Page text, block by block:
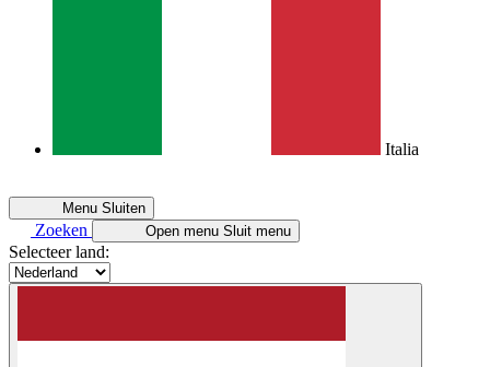
Italia
Menu Sluiten
Zoeken Open menu Sluit menu
Selecteer land: